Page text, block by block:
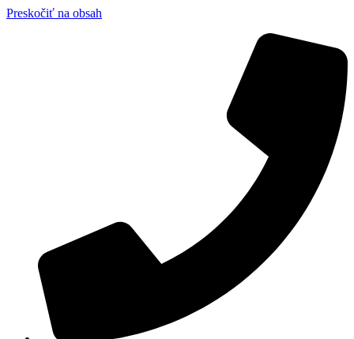
Preskočiť na obsah